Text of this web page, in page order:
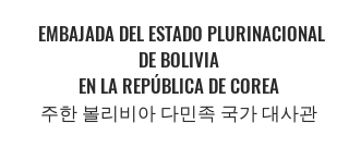
EMBAJADA DEL ESTADO PLURINACIONAL
DE BOLIVIA
EN LA REPÚBLICA DE COREA
주한 볼리비아 다민족 국가 대사관